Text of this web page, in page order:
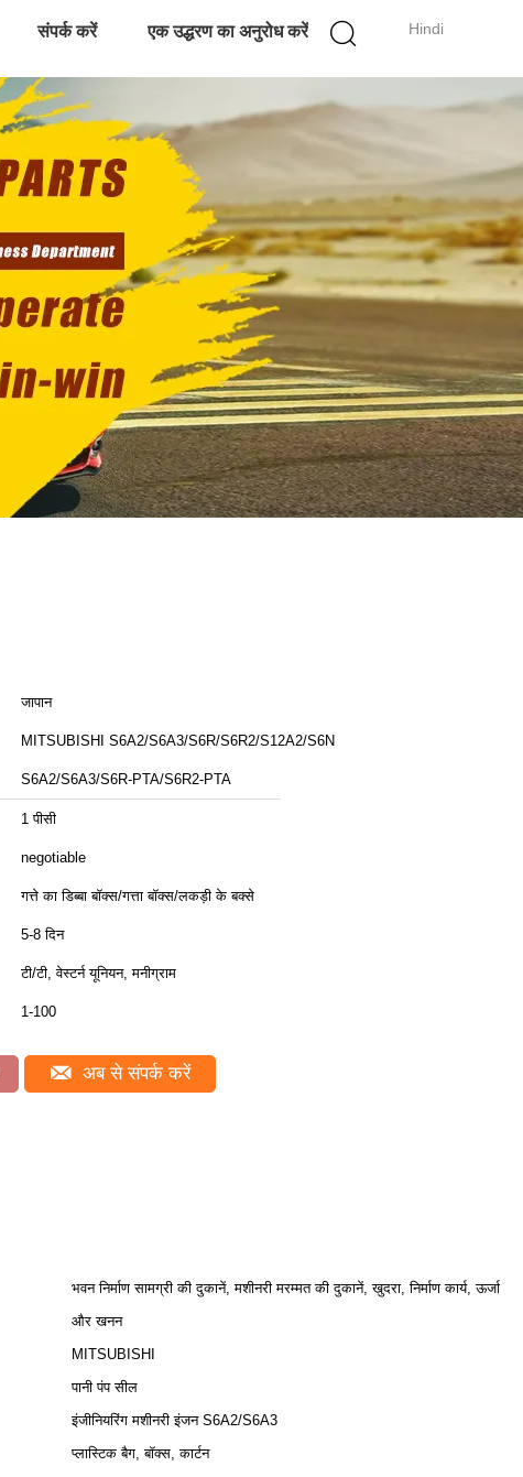
Hindi
संपर्क करें एक उद्धरण का अनुरोध करें
जापान
MITSUBISHI S6A2/S6A3/S6R/S6R2/S12A2/S6N
S6A2/S6A3/S6R-PTA/S6R2-PTA
1 पीसी
negotiable
गत्ते का डिब्बा बॉक्स/गत्ता बॉक्स/लकड़ी के बक्से
5-8 दिन
टी/टी, वेस्टर्न यूनियन, मनीग्राम
1-100
अब से संपर्क करें
भवन निर्माण सामग्री की दुकानें, मशीनरी मरम्मत की दुकानें, खुदरा, निर्माण कार्य, ऊर्जा
और खनन
MITSUBISHI
पानी पंप सील
इंजीनियरिंग मशीनरी इंजन S6A2/S6A3
प्लास्टिक बैग, बॉक्स, कार्टन